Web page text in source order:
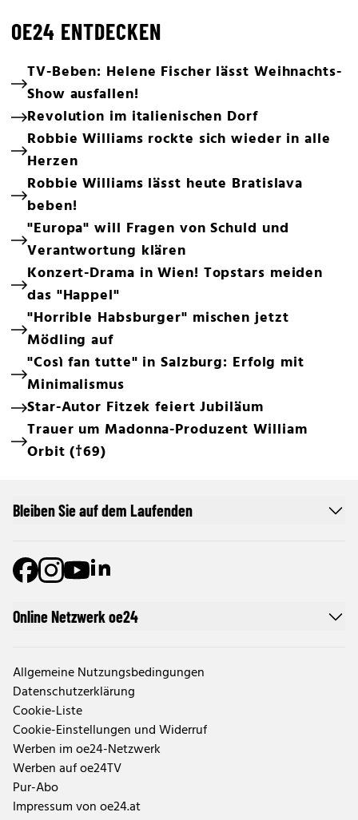
OE24 ENTDECKEN
TV-Beben: Helene Fischer lässt Weihnachts-
Show ausfallen!
Revolution im italienischen Dorf
Robbie Williams rockte sich wieder in alle
Herzen
Robbie Williams lässt heute Bratislava
beben!
"Europa" will Fragen von Schuld und
Verantwortung klären
Konzert-Drama in Wien! Topstars meiden
das "Happel"
"Horrible Habsburger" mischen jetzt
Mödling auf
"Così fan tutte" in Salzburg: Erfolg mit
Minimalismus
Star-Autor Fitzek feiert Jubiläum
Trauer um Madonna-Produzent William
Orbit (†69)
Online Netzwerk oe24
Allgemeine Nutzungsbedingungen
Datenschutzerklärung
Cookie-Liste
Cookie-Einstellungen und Widerruf
Werben im oe24-Netzwerk
Werben auf oe24TV
Pur-Abo
Impressum von oe24.at
Bleiben Sie auf dem Laufenden